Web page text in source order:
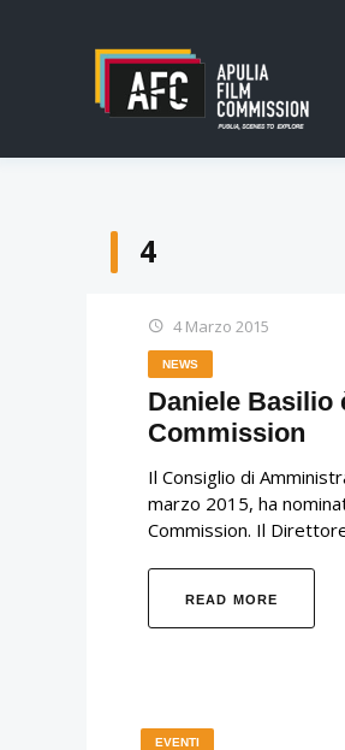
4
4 Marzo 2015
NEWS
Daniele Basilio
Commission
Il Consiglio di
marzo 2015, ha
Commission. Il
READ MORE
EVENTI